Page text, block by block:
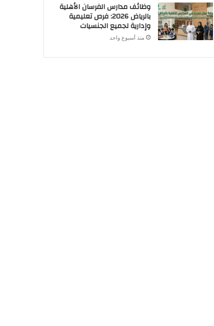
وظائف مدارس الفرسان الأهلية
بالرياض 2026: فرص تعليمية
وإدارية لجميع الجنسيات
منذ أسبوع واحد